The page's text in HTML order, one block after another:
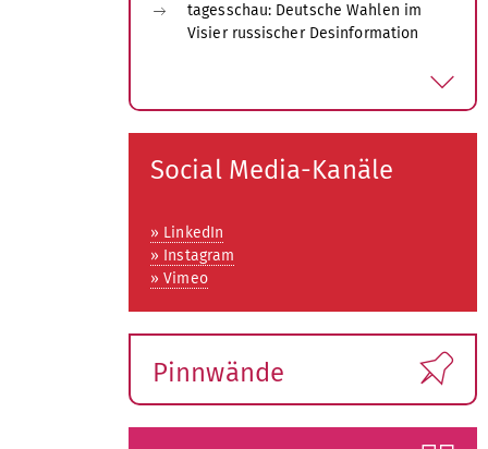
tagesschau: Deutsche Wahlen im
Visier russischer Desinformation
s
k
Social Media-Kanäle
» LinkedIn
» Instagram
» Vimeo
Pinnwände